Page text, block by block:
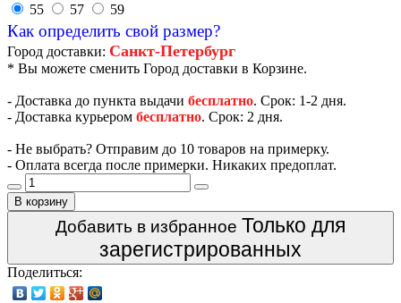
55
57 59
Как определить свой размер?
Город доставки: Санкт-Петербург
* Вы можете сменить Город доставки в Корзине.
- Доставка до пункта выдачи бесплатно. Срок: 1-2 дня.
- Доставка курьером бесплатно. Срок: 2 дня.
- Не выбрать? Отправим до 10 товаров на примерку.
- Оплата всегда после примерки. Никаких предоплат.
В корзину
Добавить в избранное Только для
зарегистрированных
Поделиться: